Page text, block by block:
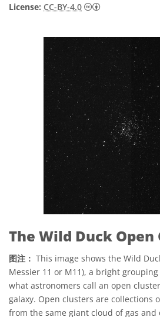
License: CC-BY-4.0 知识共享许可
The Wild Duck Open
图注： This image shows the Wild
Messier 11 or M11), a bright
what astronomers call an open
galaxy. Open clusters are collections
from the same giant cloud of gas